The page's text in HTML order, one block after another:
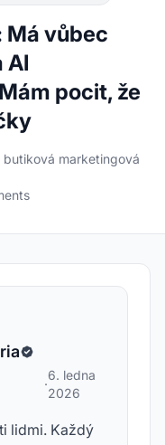
Má vůbec
AI
pocit, že
butiková marketingová
·
6. ledna
2026
lidmi. Každý